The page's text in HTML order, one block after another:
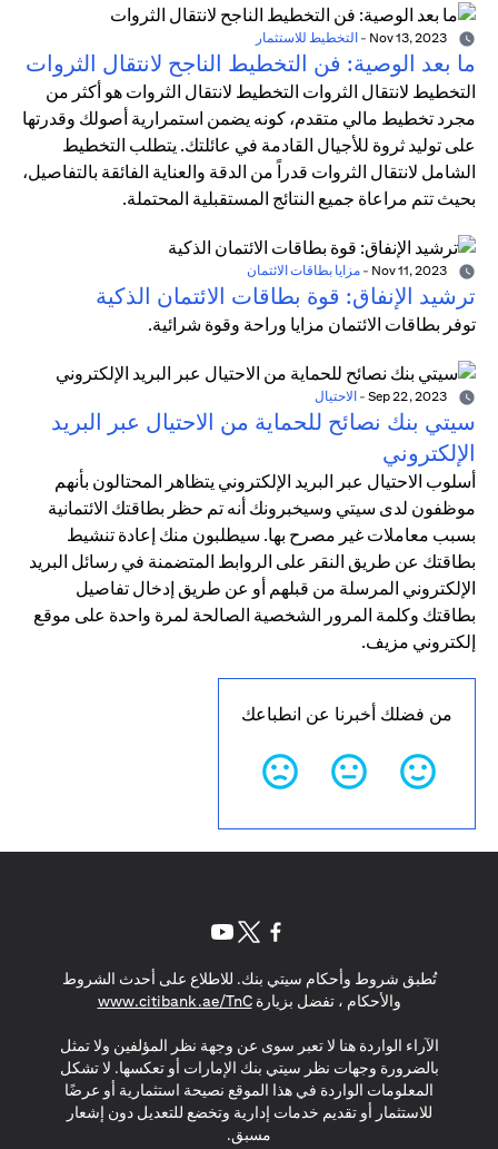
- التخطيط للاستثمار
ما بعد الوصية: فن التخطيط الناجح لانتقال الثروات
التخطيط لانتقال الثروات التخطيط لانتقال الثروات هو أكثر من
مجرد تخطيط مالي متقدم، كونه يضمن استمرارية أصولك وقدرتها
على توليد ثروة للأجيال القادمة في عائلتك. يتطلب التخطيط
الشامل لانتقال الثروات قدراً من الدقة والعناية الفائقة بالتفاصيل،
بحيث تتم مراعاة جميع النتائج المستقبلية المحتملة.
- مزايا بطاقات الائتمان
ترشيد الإنفاق: قوة بطاقات الائتمان الذكية
توفر بطاقات الائتمان مزايا وراحة وقوة شرائية.
- الاحتيال
سيتي بنك نصائح للحماية من الاحتيال عبر البريد
الإلكتروني
أسلوب الاحتيال عبر البريد الإلكتروني يتظاهر المحتالون بأنهم
موظفون لدى سيتي وسيخبرونك أنه تم حظر بطاقتك الائتمانية
بسبب معاملات غير مصرح بها. سيطلبون منك إعادة تنشيط
بطاقتك عن طريق النقر على الروابط المتضمنة في رسائل البريد
الإلكتروني المرسلة من قبلهم أو عن طريق إدخال تفاصيل
بطاقتك وكلمة المرور الشخصية الصالحة لمرة واحدة على موقع
إلكتروني مزيف.
من فضلك أخبرنا عن انطباعك
تُطبق شروط وأحكام سيتي بنك. للاطلاع على أحدث الشروط
والأحكام ، تفضل بزيارةwww.citibank.ae/TnC
(opens in a new tab)
الآراء الواردة هنا لا تعبر سوى عن وجهة نظر المؤلفين ولا تمثل
بالضرورة وجهات نظر سيتي بنك الإمارات أو تعكسها. لا تشكل
المعلومات الواردة في هذا الموقع نصيحة استثمارية أو عرضًا
للاستثمار أو تقديم خدمات إدارية وتخضع للتعديل دون إشعار
مسبق.